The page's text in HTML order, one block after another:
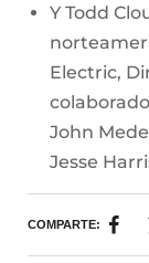
Y Todd
Electric,
John
Jesse
COMPARTE: